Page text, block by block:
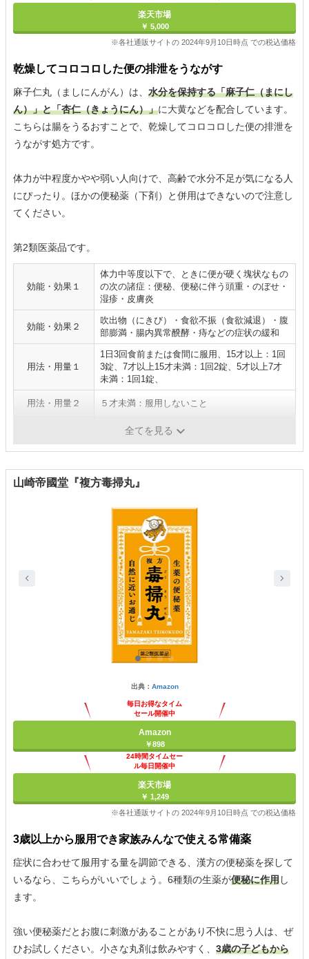
楽天市場
￥ 5,000
※各社通販サイトの 2024年9月10日時点 での税込価格
乾燥してコロコロした便の排泄をうながす
麻子仁丸（ましにんがん）は、 水分を保持する「麻子仁（まにし
ん）」と「杏仁（きょうにん）」に大黄などを配合しています。
こちらは腸をうるおすことで、乾燥してコロコロした便の排泄を
うながす処方です。
体力が中程度かやや弱い人向けで、高齢で水分不足が気になる人
にぴったり。ほかの便秘薬（下剤）と併用はできないので注意し
てください。
第2類医薬品です。
効能・効果１
体力中等度以下で、ときに便が硬く塊状なもの
の次の諸症：便秘、便秘に伴う頭重・のぼせ・
湿疹・皮膚炎
効能・効果２
吹出物（にきび）・食欲不振（食欲減退）・腹
部膨満・腸内異常醗酵・痔などの症状の緩和
用法・用量１
1日3回食前または食間に服用、15才以上：1回
3錠、7才以上15才未満：1回2錠、5才以上7才
未満：1回1錠、
用法・用量２ ５才未満：服用しないこと
第2類医薬品
全てを見る
山崎帝國堂『複方毒掃丸』
出典： Amazon
毎日お得なタイム
セール開催中
Amazon
￥898
24時間タイムセー
ル毎日開催中
楽天市場
￥ 1,249
※各社通販サイトの 2024年9月10日時点 での税込価格
3歳以上から服用でき家族みんなで使える常備薬
症状に合わせて服用する量を調節できる、漢方の便秘薬を探して
いるなら、こちらがいいでしょう。6種類の生薬が便秘に作用し
ます。
強い便秘薬だとお腹に刺激があることがあり不快に思う人は、ぜ
ひお試しください。小さな丸剤は飲みやすく、 3歳の子どもから